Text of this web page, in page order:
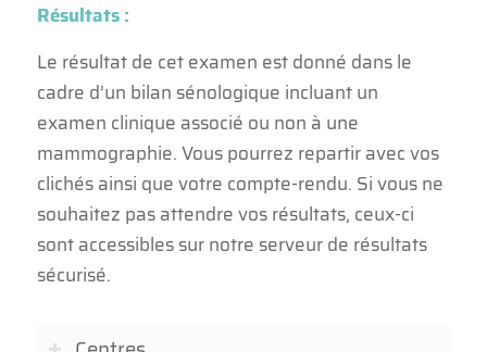
Résultats :
Le résultat de cet examen est donné dans le
cadre d’un bilan sénologique incluant un
examen clinique associé ou non à une
mammographie. Vous pourrez repartir avec vos
clichés ainsi que votre compte-rendu. Si vous ne
souhaitez pas attendre vos résultats, ceux-ci
sont accessibles sur notre serveur de résultats
sécurisé.